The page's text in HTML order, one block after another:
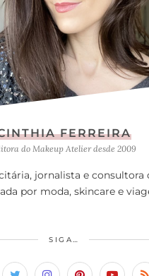
FERREIRA
do Makeup Atelier desde 2009
jornalista e consultora
por moda, skincare e
SIGA…